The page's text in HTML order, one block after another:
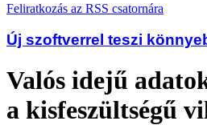
Feliratkozás az RSS csatornára
Új szoftverrel teszi
Valós idejű
a kisfeszültségű